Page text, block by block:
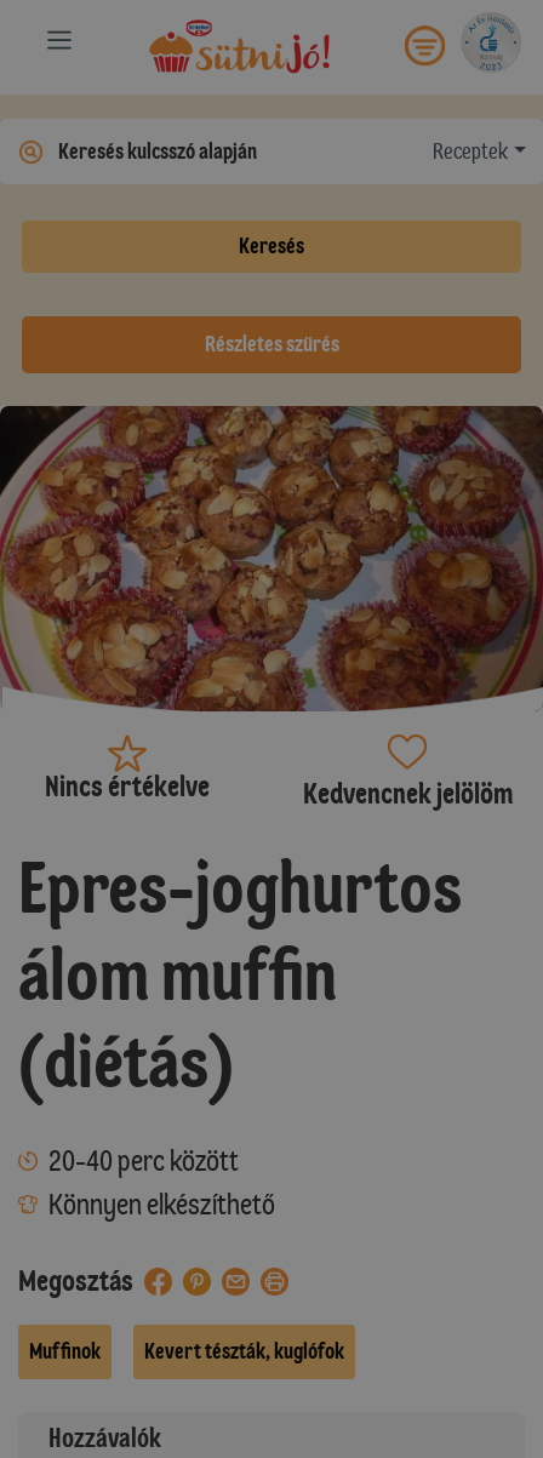
Receptek
Keresés
Részletes szűrés
Nincs értékelve Kedvencnek jelölöm
Epres-joghurtos
álom muffin
(diétás)
20-40 perc között
Könnyen elkészíthető
Megosztás
Muffinok Kevert tészták, kuglófok
Hozzávalók